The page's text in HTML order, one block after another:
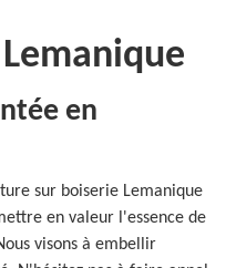
en
sur boiserie Lemanique
en valeur l'essence de
visons à embellir